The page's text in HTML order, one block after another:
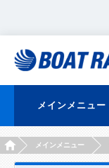
メインメニュー
HOMEメインメニュー